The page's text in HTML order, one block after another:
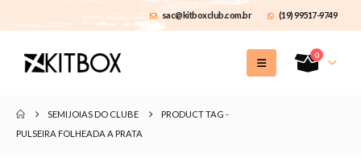
sac@kitboxclub.com.br (19) 99517-9749
0
SEMIJOIAS DO CLUBE
PRODUCT TAG -
PULSEIRA FOLHEADA A PRATA